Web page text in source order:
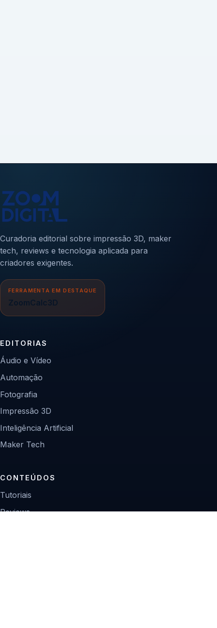
Curadoria editorial sobre impressão 3D, maker
tech, reviews e tecnologia aplicada para
criadores exigentes.
FERRAMENTA EM DESTAQUE
ZoomCalc3D
EDITORIAS
Áudio e Vídeo
Automação
Fotografia
Impressão 3D
Inteligência Artificial
Maker Tech
CONTEÚDOS
Tutoriais
Reviews